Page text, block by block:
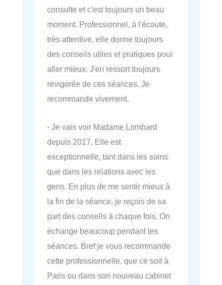
consulte et c'est toujours un beau
moment. Professionnel, à l'écoute,
très attentive, elle donne toujours
des conseils utiles et pratiques pour
aller mieux. J'en ressort toujours
revigorée de ces séances. Je
recommande vivement.
- Je vais voir Madame Lombard
depuis 2017. Elle est
exceptionnelle, tant dans les soins
que dans les relations avec les
gens. En plus de me sentir mieux à
la fin de la séance, je reçois de sa
part des conseils à chaque fois. On
échange beaucoup pendant les
séances. Bref je vous recommande
cette professionnelle, que ce soit à
Paris ou dans son nouveau cabinet